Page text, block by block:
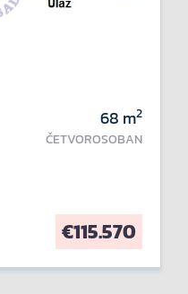
68 m2
ČETVOROSOBAN
€115.570